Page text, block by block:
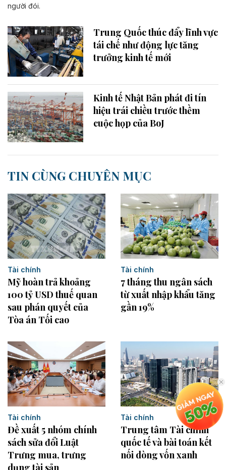
người đói.
Trung Quốc thúc đẩy lĩnh vực
tái chế như động lực tăng
trưởng kinh tế mới
Kinh tế Nhật Bản phát đi tín
hiệu trái chiều trước thềm
cuộc họp của BoJ
TIN CÙNG CHUYÊN MỤC
Tài chính
Mỹ hoàn trả khoảng
100 tỷ USD thuế quan
sau phán quyết của
Tòa án Tối cao
Tài chính
7 tháng thu ngân sách
từ xuất nhập khẩu tăng
gần 19%
Tài chính
Đề xuất 5 nhóm chính
sách sửa đổi Luật
Trưng mua, trưng
dụng tài sản
Tài chính
Trung tâm Tài chính
quốc tế và bài toán kết
nối dòng vốn xanh